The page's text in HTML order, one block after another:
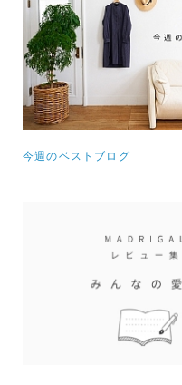
今週のベストブログ